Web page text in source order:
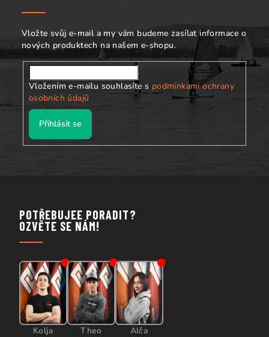
Vložte svůj e-mail a my vám budeme zasílat informace o
nových produktech na našem e-shopu.
Vložením e-mailu souhlasíte s podmínkami ochrany
osobních údajů
Přihlásit se
POTŘEBUJEE PORADIT?
OZVĚTE SE NÁM!
Kolja Theo Alča